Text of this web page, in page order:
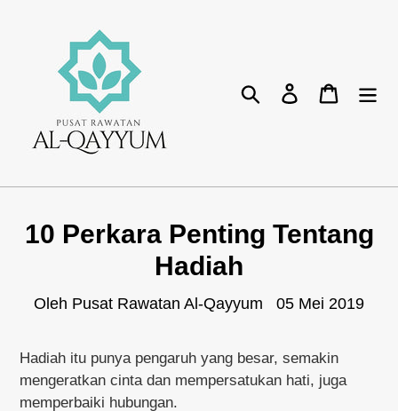
isikandungan
Cari
Log masuk
Bakul
10 Perkara Penting Tentang
Hadiah
Oleh Pusat Rawatan Al-Qayyum 05 Mei 2019
Hadiah itu punya pengaruh yang besar, semakin
mengeratkan cinta dan mempersatukan hati, juga
memperbaiki hubungan.